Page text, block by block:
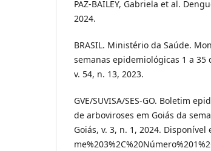
PAZ-BAILEY, Gabriela et al.
2024.
BRASIL. Ministério da Saúde.
semanas epidemiológicas 1 a
v. 54, n. 13, 2023.
GVE/SUVISA/SES-GO. Boletim
de arboviroses em Goiás da
Goiás, v. 3, n. 1, 2024. Disponível